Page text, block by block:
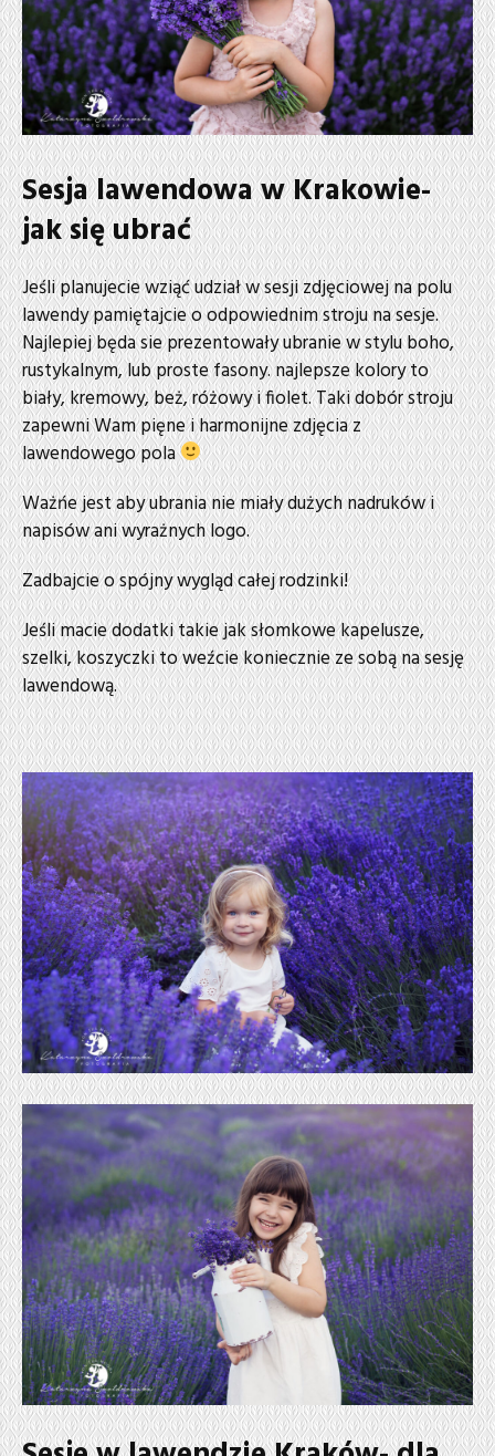
Sesja lawendowa w Krakowie-
jak się ubrać
Jeśli planujecie wziąć udział w sesji zdjęciowej na polu
lawendy pamiętajcie o odpowiednim stroju na sesje.
Najlepiej będa sie prezentowały ubranie w stylu boho,
rustykalnym, lub proste fasony. najlepsze kolory to
biały, kremowy, beż, różowy i fiolet. Taki dobór stroju
zapewni Wam pięne i harmonijne zdjęcia z
lawendowego pola
Ważńe jest aby ubrania nie miały dużych nadruków i
napisów ani wyrażnych logo.
Zadbajcie o spójny wygląd całej rodzinki!
Jeśli macie dodatki takie jak słomkowe kapelusze,
szelki, koszyczki to weźcie koniecznie ze sobą na sesję
lawendową.